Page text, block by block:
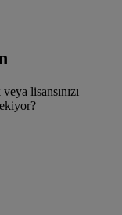
lisansınızı